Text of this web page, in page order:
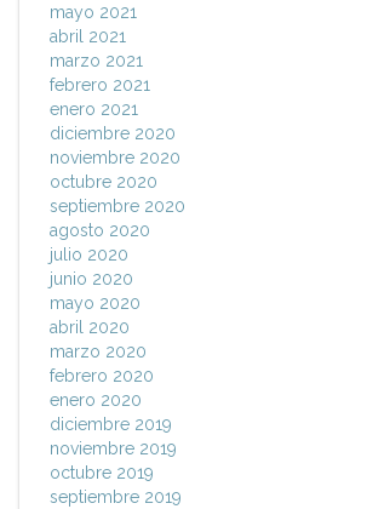
mayo 2021
abril 2021
marzo 2021
febrero 2021
enero 2021
diciembre 2020
noviembre 2020
octubre 2020
septiembre 2020
agosto 2020
julio 2020
junio 2020
mayo 2020
abril 2020
marzo 2020
febrero 2020
enero 2020
diciembre 2019
noviembre 2019
octubre 2019
septiembre 2019